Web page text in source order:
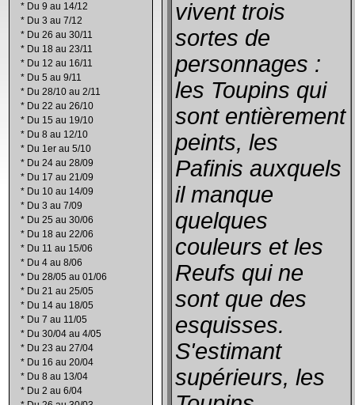
* Du 9 au 14/12
* Du 3 au 7/12
* Du 26 au 30/11
* Du 18 au 23/11
* Du 12 au 16/11
* Du 5 au 9/11
* Du 28/10 au 2/11
* Du 22 au 26/10
* Du 15 au 19/10
* Du 8 au 12/10
* Du 1er au 5/10
* Du 24 au 28/09
* Du 17 au 21/09
* Du 10 au 14/09
* Du 3 au 7/09
* Du 25 au 30/06
* Du 18 au 22/06
* Du 11 au 15/06
* Du 4 au 8/06
* Du 28/05 au 01/06
* Du 21 au 25/05
* Du 14 au 18/05
* Du 7 au 11/05
* Du 30/04 au 4/05
* Du 23 au 27/04
* Du 16 au 20/04
* Du 8 au 13/04
* Du 2 au 6/04
vivent trois
sortes de
personnages :
les Toupins qui
sont entièrement
peints, les
Pafinis auxquels
il manque
quelques
couleurs et les
Reufs qui ne
sont que des
esquisses.
S'estimant
supérieurs, les